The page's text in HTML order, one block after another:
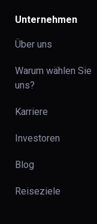
Unternehmen
Über uns
Warum wählen Sie
uns?
Karriere
Investoren
Blog
Reiseziele